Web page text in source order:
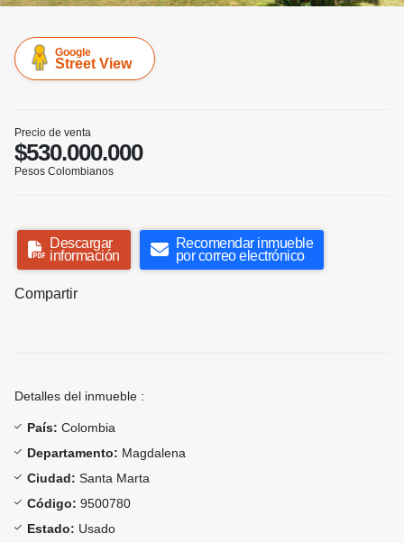
Google
Street View
Precio de venta
$530.000.000
Pesos Colombianos
Descargar
información
Recomendar inmueble
por correo electrónico
Compartir
Detalles del inmueble :
País: Colombia
Departamento: Magdalena
Ciudad: Santa Marta
Código: 9500780
Estado: Usado